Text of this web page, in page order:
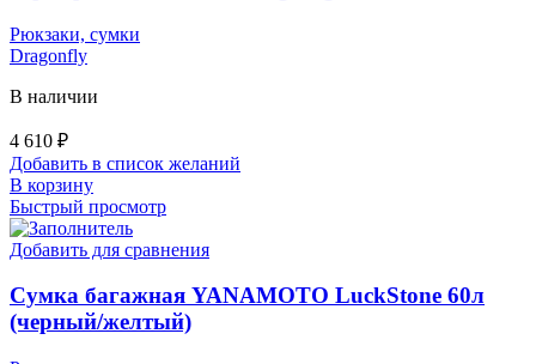
Рюкзаки, сумки
Dragonfly
В наличии
4 610 ₽
Добавить в список желаний
В корзину
Быстрый просмотр
Добавить для сравнения
Сумка багажная YANAMOTO LuckStone 60л
(черный/желтый)